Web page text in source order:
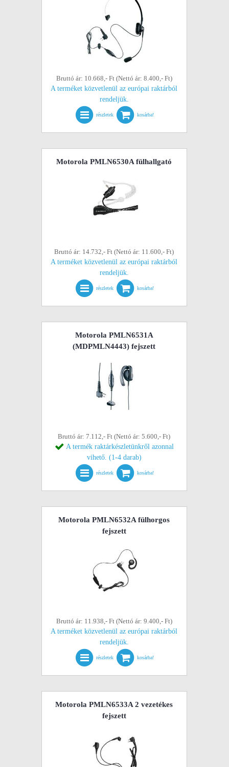
Bruttó ár: 10.668,- Ft (Nettó ár: 8.400,- Ft)
A terméket közvetlenül az európai raktárból
rendeljük.
részletek kosárba!
Motorola PMLN6530A fülhallgató
Bruttó ár: 14.732,- Ft (Nettó ár: 11.600,- Ft)
A terméket közvetlenül az európai raktárból
rendeljük.
részletek kosárba!
Motorola PMLN6531A
(MDPMLN4443) fejszett
Bruttó ár: 7.112,- Ft (Nettó ár: 5.600,- Ft)
A termék raktárkészletünkről azonnal
vihető. (1-4 darab)
részletek kosárba!
Motorola PMLN6532A fülhorgos
fejszett
Bruttó ár: 11.938,- Ft (Nettó ár: 9.400,- Ft)
A terméket közvetlenül az európai raktárból
rendeljük.
részletek kosárba!
Motorola PMLN6533A 2 vezetékes
fejszett